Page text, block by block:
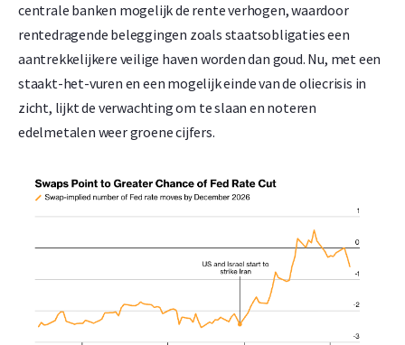
centrale banken mogelijk de rente verhogen, waardoor
rentedragende beleggingen zoals staatsobligaties een
aantrekkelijkere veilige haven worden dan goud. Nu, met een
staakt-het-vuren en een mogelijk einde van de oliecrisis in
zicht, lijkt de verwachting om te slaan en noteren
edelmetalen weer groene cijfers.